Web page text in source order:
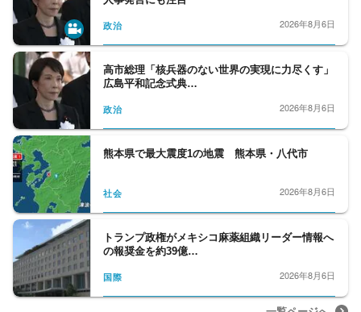
政治 2026年8月6日
高市総理「核兵器のない世界の実現に力尽くす」
広島平和記念式典…
政治 2026年8月6日
熊本県で最大震度1の地震 熊本県・八代市
社会 2026年8月6日
トランプ政権がメキシコ麻薬組織リーダー情報へ
の報奨金を約39億…
国際 2026年8月6日